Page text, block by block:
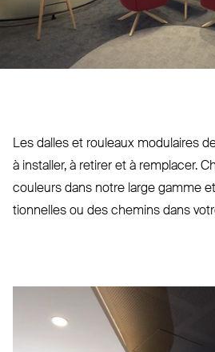
Les dalles et rouleaux modulaires
à installer, à retirer et à remplacer.
couleurs dans notre large gamme
tionnelles ou des chemins dans